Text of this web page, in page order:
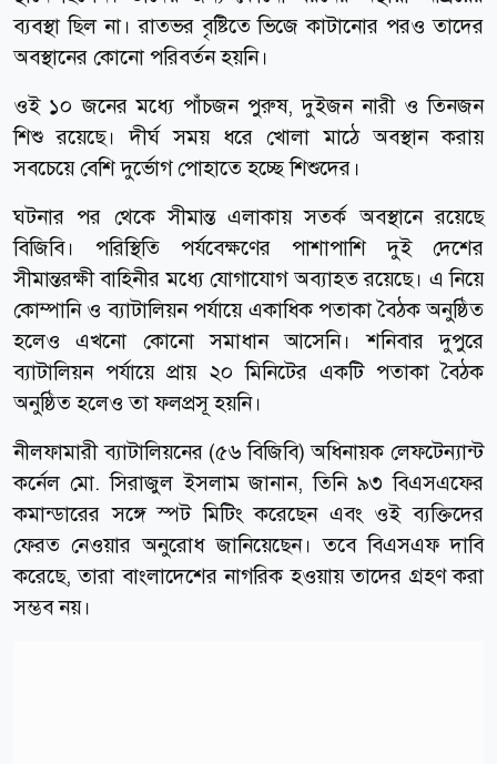
ব্যবস্থা ছিল না। রাতভর বৃষ্টিতে ভিজে কাটানোর পরও তাদের
অবস্থানের কোনো পরিবর্তন হয়নি।
ওই ১০ জনের মধ্যে পাঁচজন পুরুষ, দুইজন নারী ও তিনজন
শিশু রয়েছে। দীর্ঘ সময় ধরে খোলা মাঠে অবস্থান করায়
সবচেয়ে বেশি দুর্ভোগ পোহাতে হচ্ছে শিশুদের।
ঘটনার পর থেকে সীমান্ত এলাকায় সতর্ক অবস্থানে রয়েছে
বিজিবি। পরিস্থিতি পর্যবেক্ষণের পাশাপাশি দুই দেশের
সীমান্তরক্ষী বাহিনীর মধ্যে যোগাযোগ অব্যাহত রয়েছে। এ নিয়ে
কোম্পানি ও ব্যাটালিয়ন পর্যায়ে একাধিক পতাকা বৈঠক অনুষ্ঠিত
হলেও এখনো কোনো সমাধান আসেনি। শনিবার দুপুরে
ব্যাটালিয়ন পর্যায়ে প্রায় ২০ মিনিটের একটি পতাকা বৈঠক
অনুষ্ঠিত হলেও তা ফলপ্রসূ হয়নি।
নীলফামারী ব্যাটালিয়নের (৫৬ বিজিবি) অধিনায়ক লেফটেন্যান্ট
কর্নেল মো. সিরাজুল ইসলাম জানান, তিনি ৯৩ বিএসএফের
কমান্ডারের সঙ্গে স্পট মিটিং করেছেন এবং ওই ব্যক্তিদের
ফেরত নেওয়ার অনুরোধ জানিয়েছেন। তবে বিএসএফ দাবি
করেছে, তারা বাংলাদেশের নাগরিক হওয়ায় তাদের গ্রহণ করা
সম্ভব নয়।